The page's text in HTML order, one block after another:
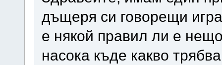
дъщеря си говорещи
е някой правил ли е
насока къде какво